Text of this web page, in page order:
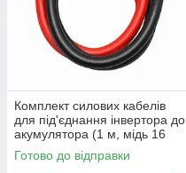
Комплект силових кабелів
для під'єднання інвертора до
акумулятора (1 м, мідь 16
мм2, М8/М8) для інвертора,
АКБ
Готово до відправки